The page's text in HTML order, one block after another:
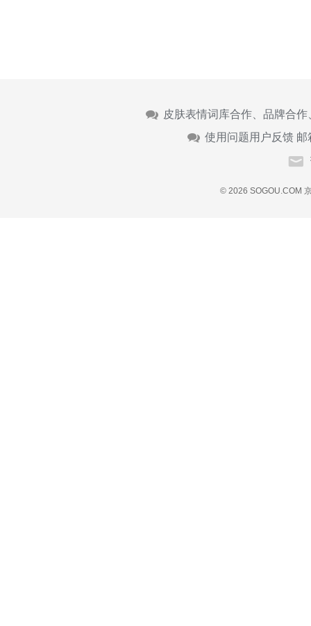
皮肤表情词库合作、品牌合
使用问题用户反馈 邮
© 2026 SOGOU.COM